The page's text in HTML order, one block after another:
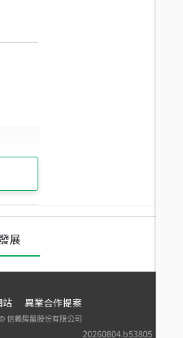
展
20260804.b53805
站 異業合作提案
©信義房屋股份有限公司